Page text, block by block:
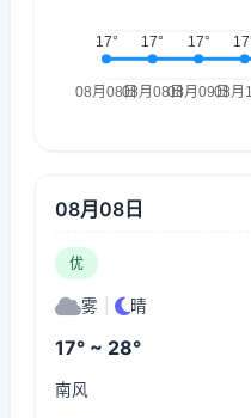
08月08日
优
雾 晴
17° ~ 28°
南风